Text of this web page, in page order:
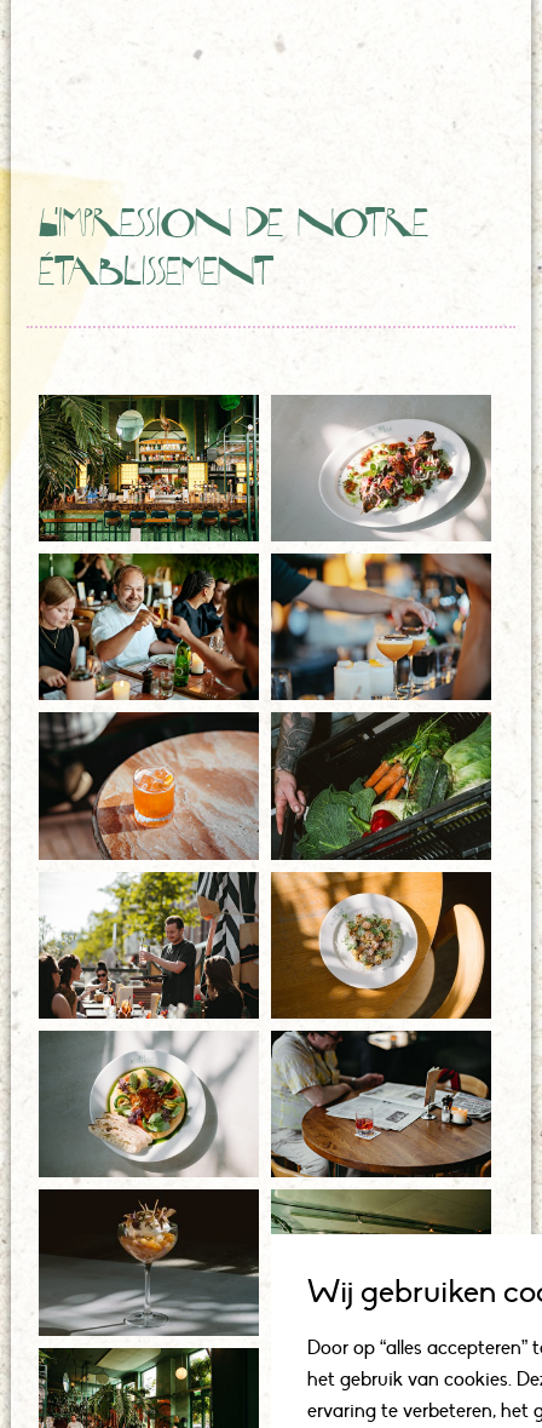
L'impression de notre
établissement
Wij gebruiken
Door op “alles
het gebruik van cookies.
ervaring te verbeteren, het